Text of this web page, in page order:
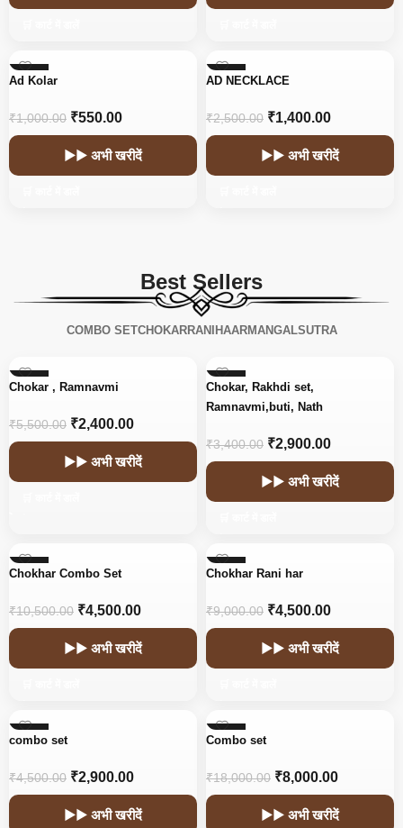
-45%
Ad Kolar
₹1,000.00 ₹550.00
▶▶ अभी खरीदें
-44%
AD NECKLACE
₹2,500.00 ₹1,400.00
▶▶ अभी खरीदें
Best Sellers
COMBO SETCHOKARRANIHAARMANGALSUTRA
-56%
Chokar , Ramnavmi
₹5,500.00 ₹2,400.00
▶▶ अभी खरीदें
-15%
Chokar, Rakhdi set,
Ramnavmi,buti, Nath
₹3,400.00 ₹2,900.00
▶▶ अभी खरीदें
-57%
Chokhar Combo Set
₹10,500.00 ₹4,500.00
▶▶ अभी खरीदें
-50%
Chokhar Rani har
₹9,000.00 ₹4,500.00
▶▶ अभी खरीदें
-36%
combo set
₹4,500.00 ₹2,900.00
▶▶ अभी खरीदें
-56%
Combo set
₹18,000.00 ₹8,000.00
▶▶ अभी खरीदें